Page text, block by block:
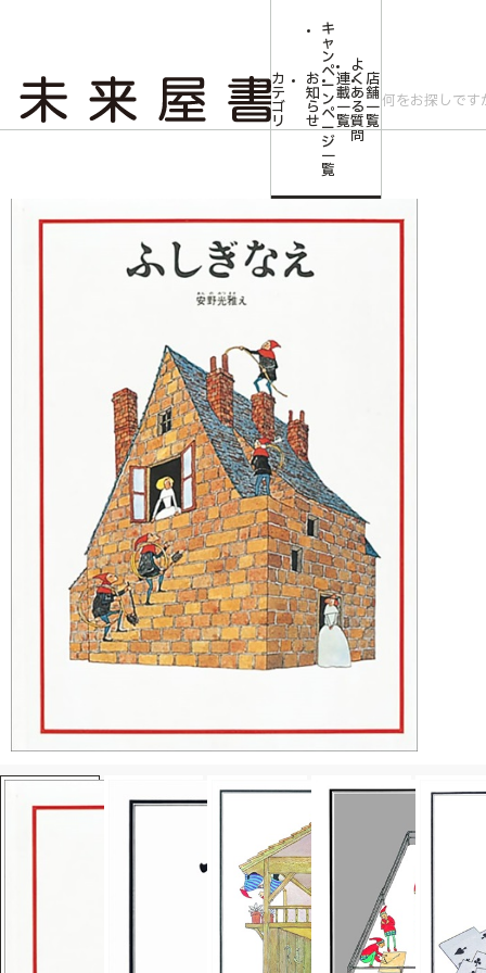
カ
テ
ゴ
リ
お
知
ら
せ
キ
ャ
ン
ペ
ー
ン
ペ
ー
ジ
一
覧
連
載
一
覧
よ
く
あ
る
質
問
店
舗
一
覧